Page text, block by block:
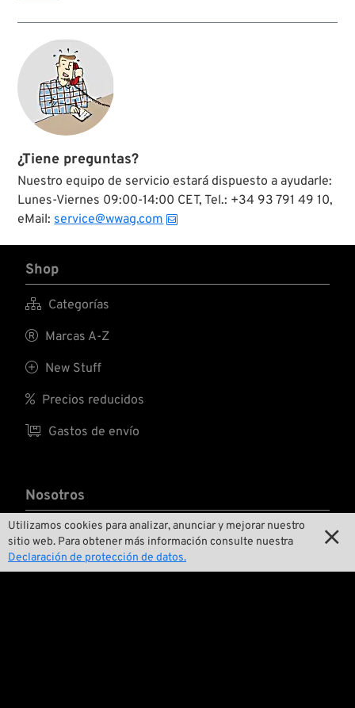
Utilizamos cookies para analizar, anunciar y mejorar nuestro
sitio web. Para obtener más información consulte nuestra
Declaración de protección de datos.

eje del cigüeñal.
¿Tiene preguntas?
Nuestro equipo de servicio estará dispuesto a ayudarle:
Lunes-Viernes 09:00-14:00 CET, Tel.: +34 93 791 49 10,
eMail: service@wwag.com
Shop
 Categorías
 Marcas A-Z
 New Stuff
 Precios reducidos
 Gastos de envío
Nosotros
 Contactar
 Medio ambiente y sostenibilidad